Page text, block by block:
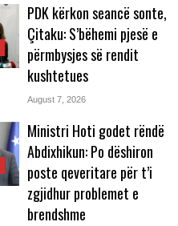
PDK kërkon seancë sonte,
Çitaku: S’bëhemi pjesë e
përmbysjes së rendit
kushtetues
August 7, 2026
Ministri Hoti godet rëndë
Abdixhikun: Po dëshiron
poste qeveritare për t’i
zgjidhur problemet e
brendshme